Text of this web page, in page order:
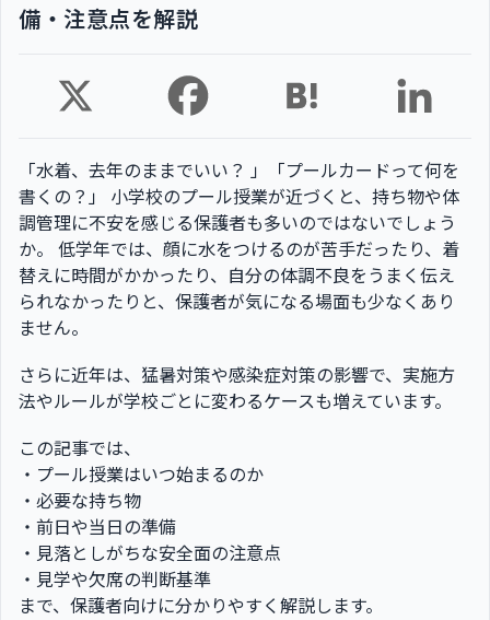
備・注意点を解説
「水着、去年のままでいい？ 」「プールカードって何を
書くの？」 小学校のプール授業が近づくと、持ち物や体
調管理に不安を感じる保護者も多いのではないでしょう
か。 低学年では、顔に水をつけるのが苦手だったり、着
替えに時間がかかったり、自分の体調不良をうまく伝え
られなかったりと、保護者が気になる場面も少なくあり
ません。
さらに近年は、猛暑対策や感染症対策の影響で、実施方
法やルールが学校ごとに変わるケースも増えています。
この記事では、
・プール授業はいつ始まるのか
・必要な持ち物
・前日や当日の準備
・見落としがちな安全面の注意点
・見学や欠席の判断基準
まで、保護者向けに分かりやすく解説します。